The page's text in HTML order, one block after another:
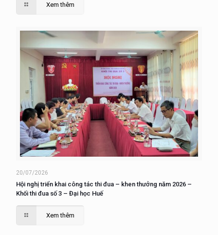
Xem thêm
20/07/2026
Hội nghị triển khai công tác thi đua – khen thưởng năm 2026 –
Khối thi đua số 3 – Đại học Huế
Xem thêm